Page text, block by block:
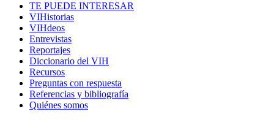
TE PUEDE INTERESAR
VIHistorias
VIHdeos
Entrevistas
Reportajes
Diccionario del VIH
Recursos
Preguntas con respuesta
Referencias y bibliografía
Quiénes somos